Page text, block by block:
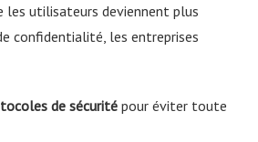
les utilisateurs deviennent plus
confidentialité, les entreprises
de sécuritépour éviter toute